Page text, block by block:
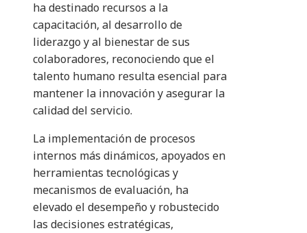
ha destinado recursos a la
capacitación, al desarrollo de
liderazgo y al bienestar de sus
colaboradores, reconociendo que el
talento humano resulta esencial para
mantener la innovación y asegurar la
calidad del servicio.
La implementación de procesos
internos más dinámicos, apoyados en
herramientas tecnológicas y
mecanismos de evaluación, ha
elevado el desempeño y robustecido
las decisiones estratégicas,